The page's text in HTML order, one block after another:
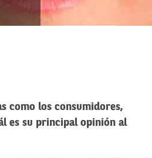
como los consumidores,
es su principal opinión al